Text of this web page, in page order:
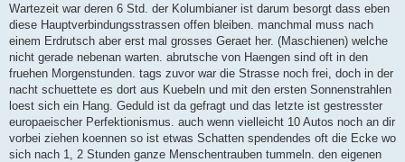
Wartezeit war deren 6 Std. der Kolumbianer ist darum besorgt dass eben
diese Hauptverbindungsstrassen offen bleiben. manchmal muss nach
einem Erdrutsch aber erst mal grosses Geraet her. (Maschienen) welche
nicht gerade nebenan warten. abrutsche von Haengen sind oft in den
fruehen Morgenstunden. tags zuvor war die Strasse noch frei, doch in der
nacht schuettete es dort aus Kuebeln und mit den ersten Sonnenstrahlen
loest sich ein Hang. Geduld ist da gefragt und das letzte ist gestresster
europaeischer Perfektionismus. auch wenn vielleicht 10 Autos noch an dir
vorbei ziehen koennen so ist etwas Schatten spendendes oft die Ecke wo
sich nach 1, 2 Stunden ganze Menschentrauben tummeln. den eigenen